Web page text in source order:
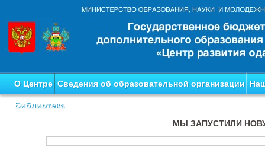
О Центре Сведения об образовательной организации
Библиотека
МЫ ЗАПУСТИЛИ